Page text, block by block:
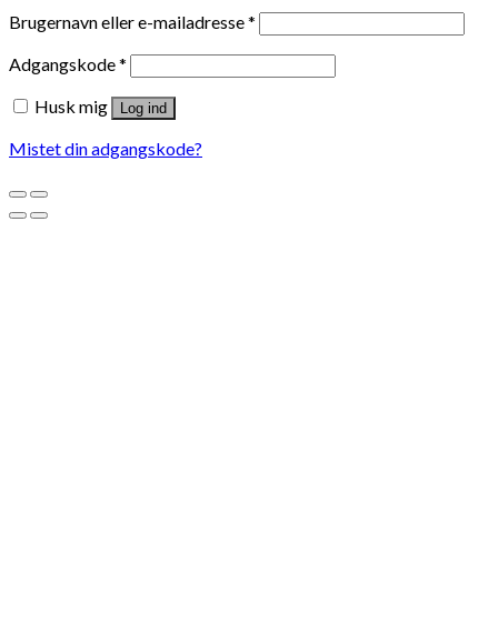
Brugernavn eller e-mailadresse*
Adgangskode*
Husk mig
Log ind
Mistet din adgangskode?